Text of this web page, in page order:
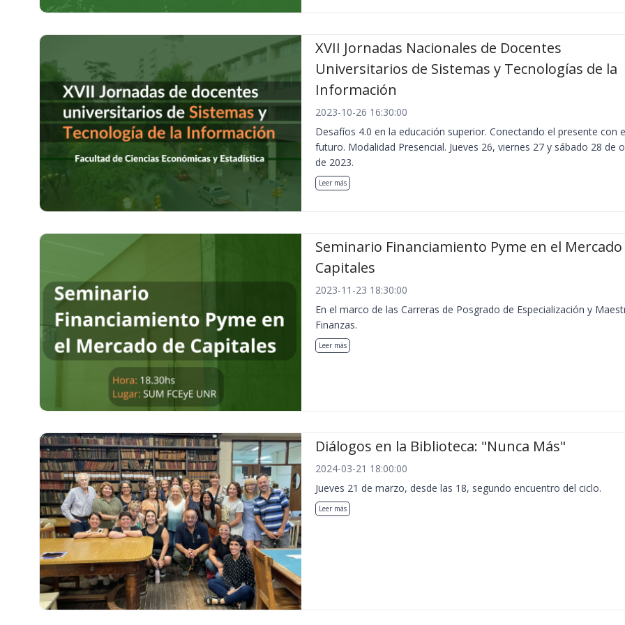
XVII Jornadas Nacionales de Docentes
Universitarios de Sistemas y Tecnologías de la
Información
2023-10-26 16:30:00
Desafíos 4.0 en la educación superior. Conectando el presente con
futuro. Modalidad Presencial. Jueves 26, viernes 27 y sábado 28 de
de 2023.
Leer más
Seminario Financiamiento Pyme en el Mercado
Capitales
2023-11-23 18:30:00
En el marco de las Carreras de Posgrado de Especialización y
Finanzas.
Leer más
Diálogos en la Biblioteca: "Nunca Más"
2024-03-21 18:00:00
Jueves 21 de marzo, desde las 18, segundo encuentro del ciclo.
Leer más